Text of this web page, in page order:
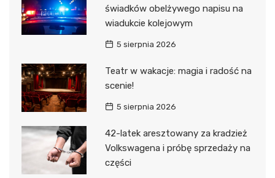
świadków obelżywego napisu na
wiadukcie kolejowym
5 sierpnia 2026
Teatr w wakacje: magia i radość na
scenie!
5 sierpnia 2026
42-latek aresztowany za kradzież
Volkswagena i próbę sprzedaży na
części